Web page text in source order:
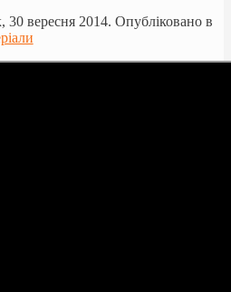
вересня 2014. Опубліковано в